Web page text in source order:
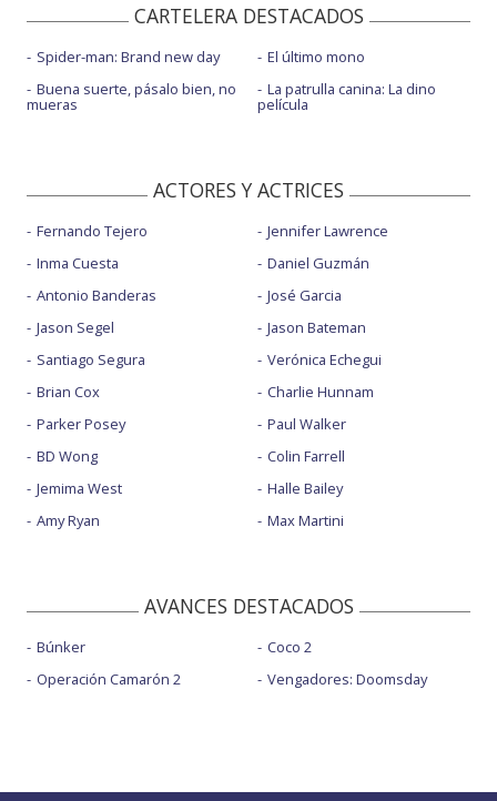
CARTELERA DESTACADOS
Spider-man: Brand new day
Buena suerte, pásalo bien, no
mueras
El último mono
La patrulla canina: La dino
película
ACTORES Y ACTRICES
Fernando Tejero
Inma Cuesta
Antonio Banderas
Jason Segel
Santiago Segura
Brian Cox
Parker Posey
BD Wong
Jemima West
Amy Ryan
Jennifer Lawrence
Daniel Guzmán
José Garcia
Jason Bateman
Verónica Echegui
Charlie Hunnam
Paul Walker
Colin Farrell
Halle Bailey
Max Martini
AVANCES DESTACADOS
Búnker
Operación Camarón 2
Coco 2
Vengadores: Doomsday